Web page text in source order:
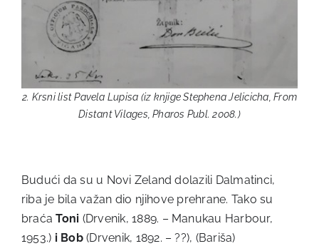
2. Krsni list Pavela Lupisa (iz knjige Stephena Jelicicha, From
Distant Vilages, Pharos Publ. 2008.)
Budući da su u Novi Zeland dolazili Dalmatinci,
riba je bila važan dio njihove prehrane. Tako su
braćaToni (Drvenik, 1889. – Manukau Harbour,
1953.) i Bob(Drvenik, 1892. – ??), (Bariša)